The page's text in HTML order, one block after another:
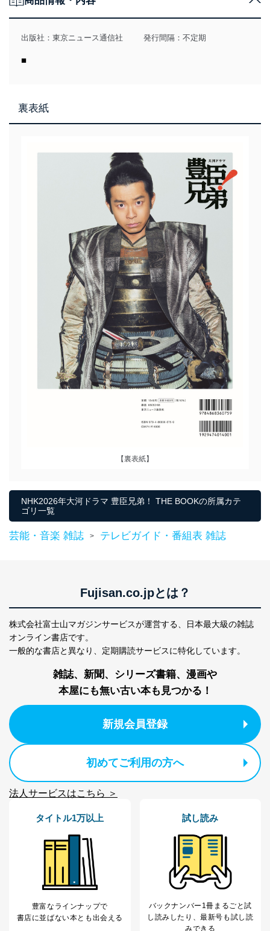
出版社： 東京ニュース通信社 発行間隔：不定期
■
裏表紙
【裏表紙】
NHK2026年大河ドラマ 豊臣兄弟！ THE BOOKの所属カテ
ゴリ一覧
芸能・音楽 雑誌 > テレビガイド・番組表 雑誌
Fujisan.co.jpとは？
株式会社富士山マガジンサービスが運営する、
日本最大級の雑誌
オンライン書店です。
一般的な書店と異なり、 定期購読サービスに特化しています。
雑誌、新聞、シリーズ書籍、漫画や
本屋にも無い古い本も見つかる！
新規会員登録
初めてご利用の方へ
法人サービスはこちら ＞
タイトル1万以上
豊富なラインナップで
書店に並ばない本とも出会える
試し読み
バックナンバー1冊まるごと試
し読み したり、最新号も試し読
みできる